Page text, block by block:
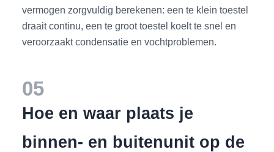
vermogen zorgvuldig berekenen: een te klein toestel
draait continu, een te groot toestel koelt te snel en
veroorzaakt condensatie en vochtproblemen.
05
Hoe en waar plaats je
binnen- en buitenunit op de